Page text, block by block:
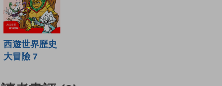
西遊世界歷史
大冒險 7